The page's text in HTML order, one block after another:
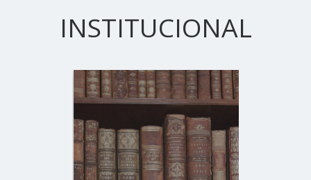
INSTITUCIONAL